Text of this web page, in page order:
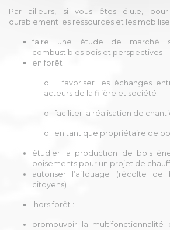
Par ailleurs, si vous êtes élu.e,
durablement les ressources et les
faire une étude de marché
combustibles bois et perspectives
en forêt :
o favoriser les échanges
acteurs de la filière et société
o faciliter la réalisation de
o en tant que propriétaire de
étudier la production de bois
boisements pour un projet de
autoriser l’affouage (récolte de
citoyens)
hors forêt :
promouvoir la multifonctionnalité